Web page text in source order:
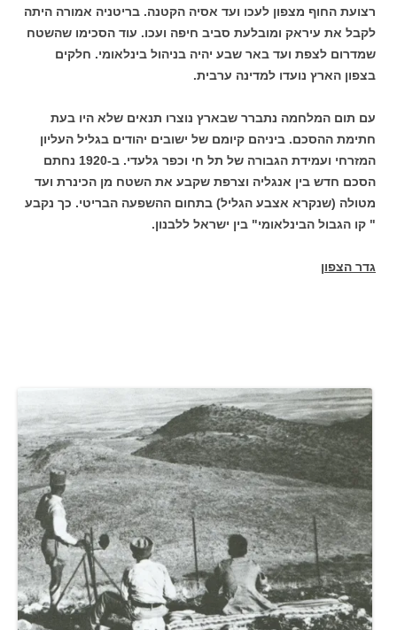
רצועת החוף מצפון לעכו ועד אסיה הקטנה. בריטניה אמורה היתה
לקבל את עיראק ומובלעת סביב חיפה ועכו. עוד הסכימו שהשטח
שמדרום לצפת ועד באר שבע יהיה בניהול בינלאומי. חלקים
בצפון הארץ נועדו למדינה ערבית.
עם תום המלחמה נתברר שבארץ נוצרו תנאים שלא היו בעת
חתימת ההסכם. ביניהם קיומם של ישובים יהודים בגליל העליון
המזרחי ועמידת הגבורה של תל חי וכפר גלעדי. ב-1920 נחתם
הסכם חדש בין אנגליה וצרפת שקבע את השטח מן הכינרת ועד
מטולה (שנקרא אצבע הגליל) בתחום ההשפעה הבריטי. כך נקבע
" קו הגבול הבינלאומי" בין ישראל ללבנון.
גדר הצפון